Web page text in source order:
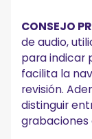
CONSEJO
de audio,
para indicar
facilita la
revisión.
distinguir